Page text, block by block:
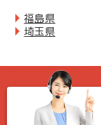
福島県
埼玉県